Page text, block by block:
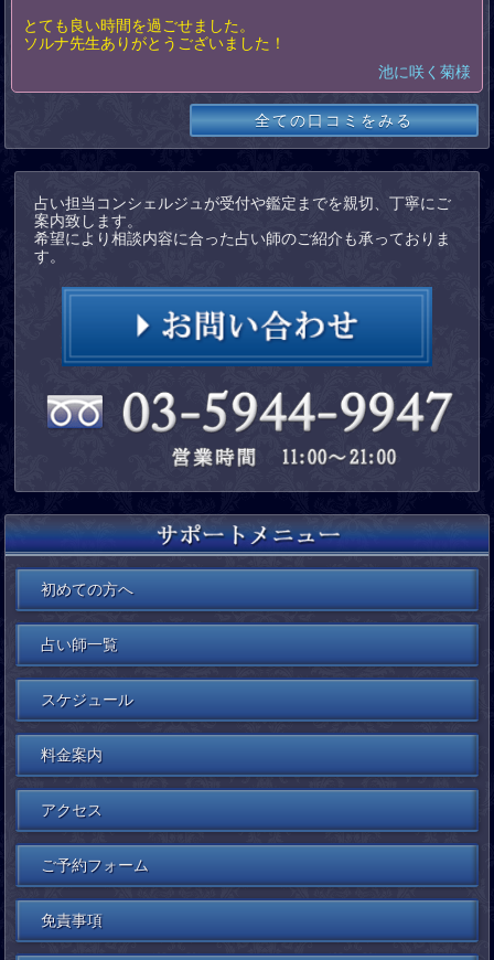
とても良い時間を過ごせました。
ソルナ先生ありがとうございました！
池に咲く菊様
全ての口コミをみる
占い担当コンシェルジュが受付や鑑定までを親切、丁寧にご
案内致します。
希望により相談内容に合った占い師のご紹介も承っておりま
す。
初めての方へ
占い師一覧
スケジュール
料金案内
アクセス
ご予約フォーム
免責事項